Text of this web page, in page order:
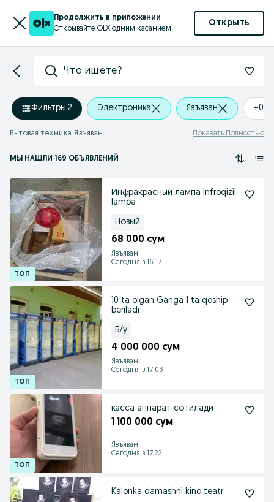
Продолжить в приложении
Открывайте OLX одним касанием
Открыть
Что ищете?
Фильтры·2 Электроника Язъяван +0
Бытовая техника Язъяван Показать Полностью
МЫ НАШЛИ 169 ОБЪЯВЛЕНИЙ
Инфракрасный лампа Infroqizil
lampa
Новый
68 000 сум
Язъяван
Сегодня в 16:17
10 ta olgan Ganga 1 ta qoship
beriladi
Б/у
4 000 000 сум
Язъяван
Сегодня в 17:03
касса аппарат сотилади
1 100 000 сум
Язъяван
Сегодня в 17:22
Kalonka damashni kino teatr